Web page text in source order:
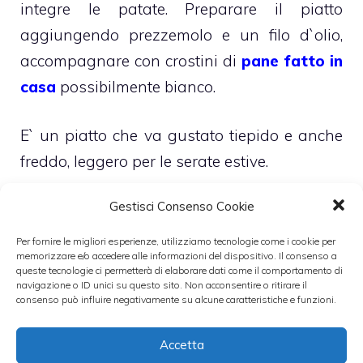
Gestisci Consenso Cookie
Per fornire le migliori esperienze, utilizziamo tecnologie come i cookie per
memorizzare e/o accedere alle informazioni del dispositivo. Il consenso a
queste tecnologie ci permetterà di elaborare dati come il comportamento di
navigazione o ID unici su questo sito. Non acconsentire o ritirare il
consenso può influire negativamente su alcune caratteristiche e funzioni.
Accetta
integre le patate. Preparare il piatto
aggiungendo prezzemolo e un filo d`olio,
accompagnare con crostini di pane fatto in
casa possibilmente bianco.
E` un piatto che va gustato tiepido e anche
freddo, leggero per le serate estive.
L`abbinamento enologico consigliato
propende per un bianco non
eccessivamente aromaticoche non copra il
gusto del totano e della delicata patata,
Verdicchio dei Castelli di Jesi